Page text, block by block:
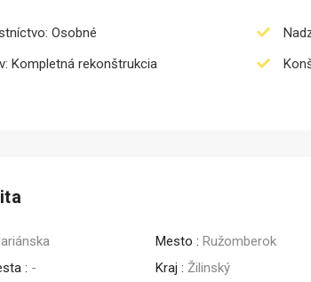
Osobné
Kompletná rekonštrukcia
: -
Mesto : Ružomberok
Kraj : Žilinský